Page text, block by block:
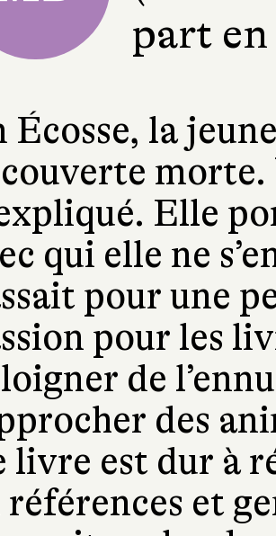
part
Écosse, la
Elle
qui elle ne
pour une
pour les
de
des
livre est dur à
références et